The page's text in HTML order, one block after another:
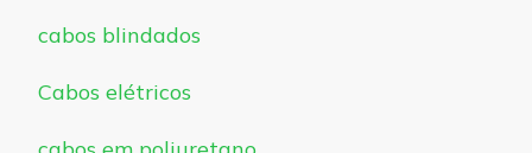
cabos blindados
Cabos elétricos